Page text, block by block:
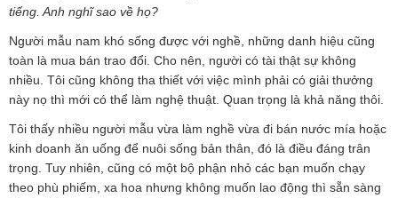
tiếng. Anh nghĩ sao về họ?
Người mẫu nam khó sống được với nghề, những danh hiệu cũng
toàn là mua bán trao đổi. Cho nên, người có tài thật sự không
nhiều. Tôi cũng không tha thiết với việc mình phải có giải thưởng
này nọ thì mới có thể làm nghệ thuật. Quan trọng là khả năng thôi.
Tôi thấy nhiều người mẫu vừa làm nghề vừa đi bán nước mía hoặc
kinh doanh ăn uống để nuôi sống bản thân, đó là điều đáng trân
trọng. Tuy nhiên, cũng có một bộ phận nhỏ các bạn muốn chạy
theo phù phiếm, xa hoa nhưng không muốn lao động thì sẵn sàng